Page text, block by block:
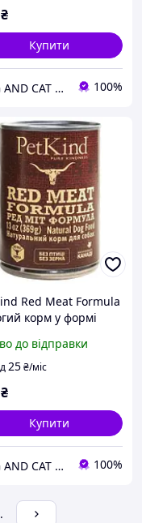
₴
Купити
DOG AND CAT Зоомагазин 100%
Red Meat Formula
корм у формі
і вікових груп
до відправки
25₴/міс
₴
Купити
DOG AND CAT Зоомагазин 100%